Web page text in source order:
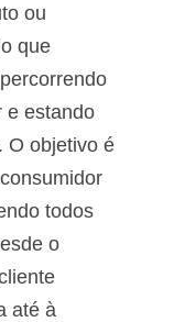
ou
que
e estando
O objetivo é
todos
o
até à